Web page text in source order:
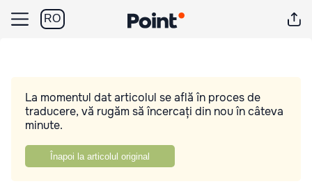
RO
La momentul dat articolul se află în proces de
traducere, vă rugăm să încercați din nou în câteva
minute.
Înapoi la articolul original